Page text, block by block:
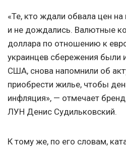
«Те, кто ждали обвала цен на
и не дождались. Валютные
доллара по отношению к
украинцев сбережения были
США, снова напомнили об
приобрести жилье, чтобы
инфляция», — отмечает
ЛУН Денис Судильковский.
К тому же, по его словам,